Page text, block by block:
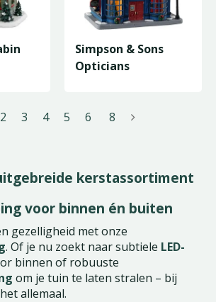
Simpson & Sons
Opticians
2 3 4 5 6 8
kerstassortiment
voor binnen én buiten
gezelligheid met onze
. Of je nu zoekt naar subtiele LED-
binnen of robuuste
om je tuin te laten stralen – bij
allemaal.